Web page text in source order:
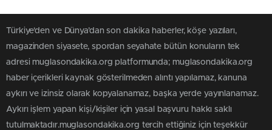
Türkiye'den ve Dünya’dan son dakika haberler, köşe yazıları,
magazinden siyasete, spordan seyahate bütün konuların tek
adresi muglasondakika.org platformunda; muglasondakika.org
haber içerikleri kaynak gösterilmeden alıntı yapılamaz, kanuna
aykırı ve izinsiz olarak kopyalanamaz, başka yerde yayınlanamaz.
Aykırı işlem yapan kişi/kişiler için yasal başvuru hakkı saklı
tutulmaktadır.muglasondakika.org tercih ettiğiniz için teşekkür